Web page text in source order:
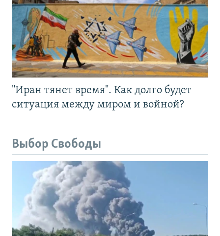
"Иран тянет время". Как долго будет
ситуация между миром и войной?
Выбор Свободы